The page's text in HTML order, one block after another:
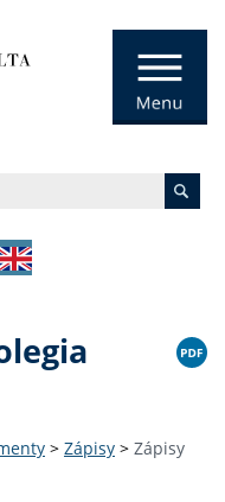
> Zápisy > Zápisy